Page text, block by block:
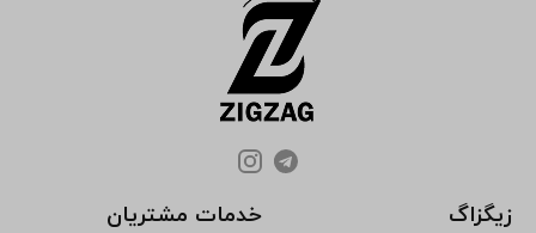
زیگزاگ خدمات مشتریان